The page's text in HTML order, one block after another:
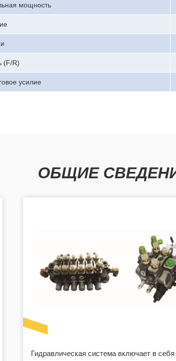
мощность
(F/R)
усилие
ОБЩИЕ
Гидравлическая система включает в себя